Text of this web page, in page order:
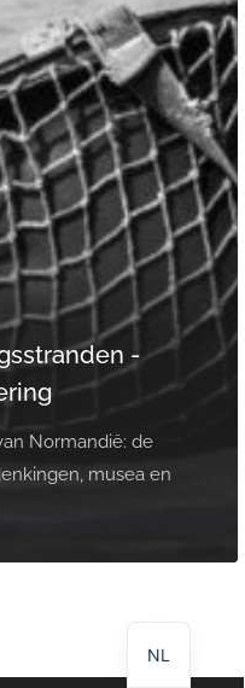
-
Normandië: de
musea en
NL